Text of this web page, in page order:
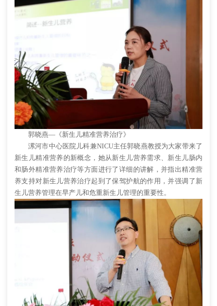
郭晓燕—《新生儿精准营养治疗》
漯河市中心医院儿科兼NICU主任郭晓燕教授为大家带来了
新生儿精准营养的新概念，她从新生儿营养需求、新生儿肠内
和肠外精准营养治疗等方面进行了详细的讲解，并指出精准营
养支持对新生儿营养治疗起到了保驾护航的作用，并强调了新
生儿营养管理在早产儿和危重新生儿管理的重要性。